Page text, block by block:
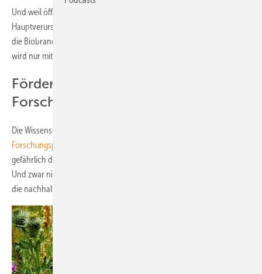
Und weil öffentliche Debatten nicht fair sind und nicht die
Hauptverursacher wie die Massentierhaltung angeklagt werden, muss
die Biobranche versuchen, die Vorwürfe gegen sie zu entkräften. Das
wird nur mit Taten gelingen.
Förderung als Täglich Brot für mehr
Forschung
Die Wissenschaft hat das erkannt. Jetzt haben
Forschungspartner aus der Bioenergiebranche
gefährlich die geplante Kürzung am Erneuerbare-Energien-Gesetz ist.
Und zwar nicht für Arbeitsplätze oder die Energiewende, sondern für
die nachhaltige Zukunft der Bioenergie.